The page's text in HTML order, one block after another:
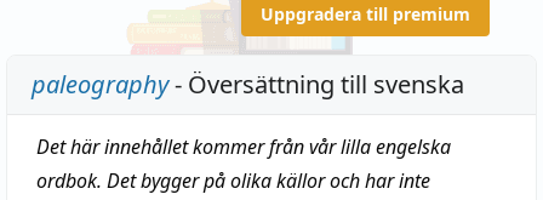
Uppgradera till premium
paleography- Översättning till svenska
Det här innehållet kommer från vår lilla engelska
ordbok. Det bygger på olika källor och har inte